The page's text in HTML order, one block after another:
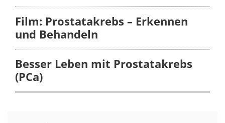
Film: Prostatakrebs – Erkennen
und Behandeln
Besser Leben mit Prostatakrebs
(PCa)